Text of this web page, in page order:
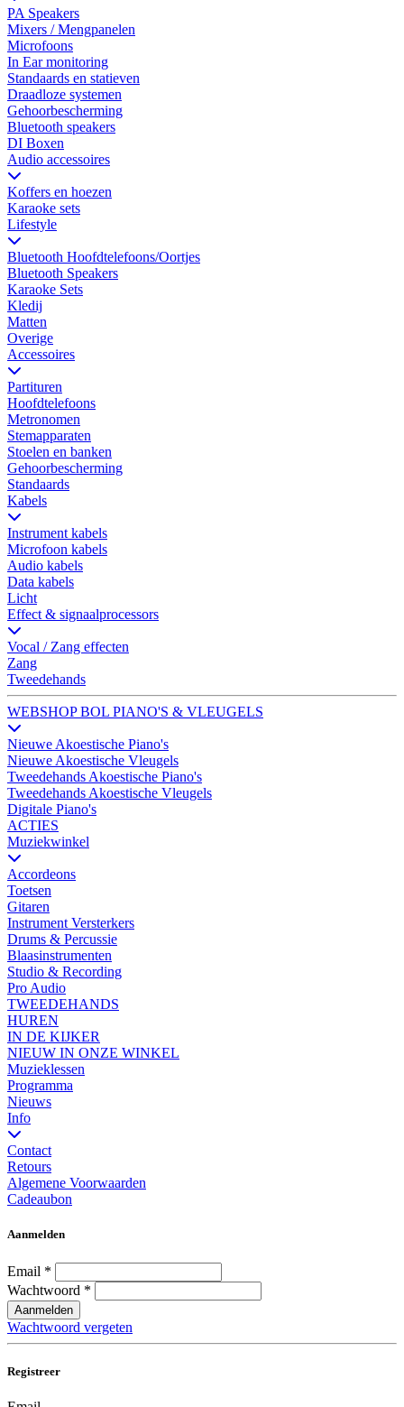
PA Speakers
Mixers / Mengpanelen
Microfoons
In Ear monitoring
Standaards en statieven
Draadloze systemen
Gehoorbescherming
Bluetooth speakers
DI Boxen
Audio accessoires
Koffers en hoezen
Karaoke sets
Lifestyle
Bluetooth Hoofdtelefoons/Oortjes
Bluetooth Speakers
Karaoke Sets
Kledij
Matten
Overige
Accessoires
Partituren
Hoofdtelefoons
Metronomen
Stemapparaten
Stoelen en banken
Gehoorbescherming
Standaards
Kabels
Instrument kabels
Microfoon kabels
Audio kabels
Data kabels
Licht
Effect & signaalprocessors
Vocal / Zang effecten
Zang
Tweedehands
WEBSHOP BOL PIANO'S & VLEUGELS
Nieuwe Akoestische Piano's
Nieuwe Akoestische Vleugels
Tweedehands Akoestische Piano's
Tweedehands Akoestische Vleugels
Digitale Piano's
ACTIES
Muziekwinkel
Accordeons
Toetsen
Gitaren
Instrument Versterkers
Drums & Percussie
Blaasinstrumenten
Studio & Recording
Pro Audio
TWEEDEHANDS
HUREN
IN DE KIJKER
NIEUW IN ONZE WINKEL
Muzieklessen
Programma
Nieuws
Info
Contact
Retours
Algemene Voorwaarden
Cadeaubon
Aanmelden
Email *
Wachtwoord *
Aanmelden
Wachtwoord vergeten
Registreer